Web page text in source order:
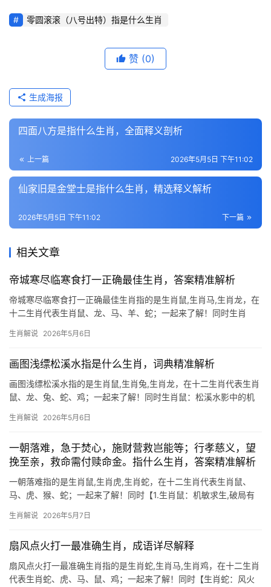
零圆滚滚（八号出特）指是什么生肖
赞 (0)
生成海报
四面八方是指什么生肖，全面释义剖析
上一篇 2026年5月5日 下午11:02
仙家旧是金堂士是指什么生肖，精选释义解析
下一篇
2026年5月5日 下午11:02
相关文章
帝城寒尽临寒食打一正确最佳生肖，答案精准解析
帝城寒尽临寒食打一正确最佳生肖指的是生肖鼠,生肖马,生肖龙，在
十二生肖代表生肖鼠、龙、马、羊、蛇；一起来了解！同时生肖
火冷食之意，而生肖鼠自古擅于囤积粮草越冬，正应此景，民间有\”
生肖解说 2026年5月6日
画图浅缥松溪水指是什么生肖，词典精准解析
画图浅缥松溪水指的是生肖鼠,生肖兔,生肖龙，在十二生肖代表生肖
鼠、龙、兔、蛇、鸡；一起来了解！同时生肖鼠：松溪水影中的机
慧特质，水为财，鼠为子水，二者相合暗示下半年财运“吉凶并存”
生肖解说 2026年5月6日
一朝落难，急于焚心，施财营救岂能等；行孝慈义，望
挽至亲，救命需付赎命金。指什么生肖，答案精准解析
一朝落难指的是生肖鼠,生肖虎,生肖蛇，在十二生肖代表生肖鼠、
马、虎、猴、蛇；一起来了解！同时【1.生肖鼠：机敏求生,破局有
小人暗中作梗，项目被抢、团队停滞者十有七八，尤其29岁至41岁
生肖解说 2026年5月7日
扇风点火打一最准确生肖，成语详尽解释
扇风点火打一最准确生肖指的是生肖蛇,生肖马,生肖鸡，在十二生肖
代表生肖蛇、虎、马、鼠、鸡；一起来了解！同时【生肖蛇：风火